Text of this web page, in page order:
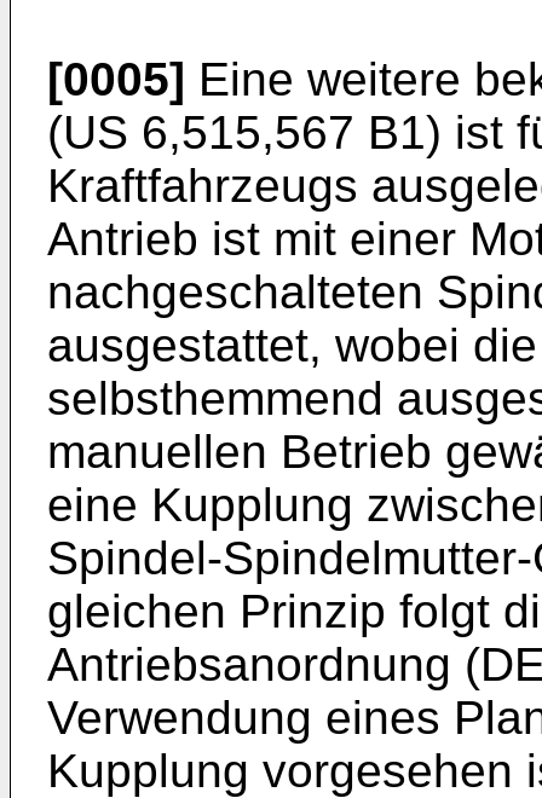
[0005] Eine weitere
(US 6,515,567 B1) ist
Kraftfahrzeugs
Antrieb ist mit einer
nachgeschalteten
ausgestattet, wobei
selbsthemmend
manuellen Betrieb
eine Kupplung
Spindel-
gleichen Prinzip folgt
Antriebsanordnung (
Verwendung eines
Kupplung vorgesehen